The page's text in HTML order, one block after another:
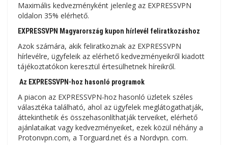
Maximális kedvezményként jelenleg az EXPRESSVPN
oldalon 35% elérhető.
EXPRESSVPN Magyarország kupon hírlevél feliratkozáshoz
Azok számára, akik feliratkoznak az EXPRESSVPN
hírlevélre, ügyfeleik az elérhető kedvezményeikről kiadott
tájékoztatókon keresztül értesülhetnek híreikről.
Az EXPRESSVPN-hoz hasonló programok
A piacon az EXPRESSVPN-hoz hasonló üzletek széles
választéka található, ahol az ügyfelek meglátogathatják,
áttekinthetik és összehasonlíthatják terveiket, elérhető
ajánlataikat vagy kedvezményeiket, ezek közül néhány a
Protonvpn.com, a Torguard.net és a Nordvpn. com.